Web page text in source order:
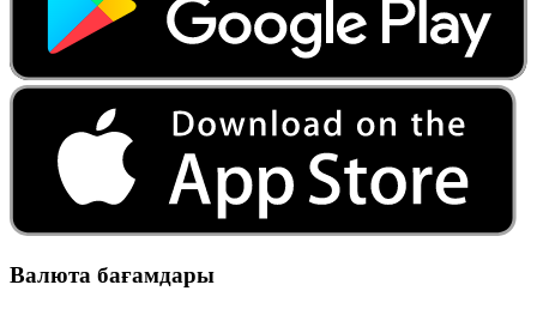
Валюта бағамдары